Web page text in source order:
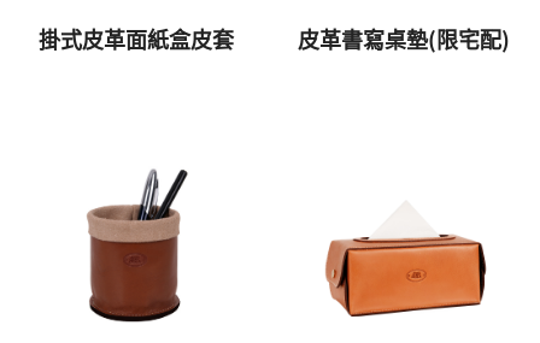
掛式皮革面紙盒皮套 皮革書寫桌墊(限宅配)